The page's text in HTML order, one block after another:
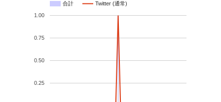
合計 Twitter (通常)
0.25
0.50
0.75
1.00